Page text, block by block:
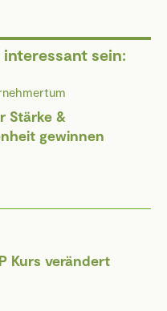
sein:
Stärke &
gewinnen
Kurs verändert